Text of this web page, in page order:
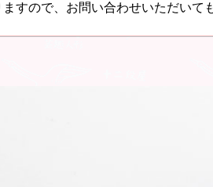
すので、お問い合わせいただいて